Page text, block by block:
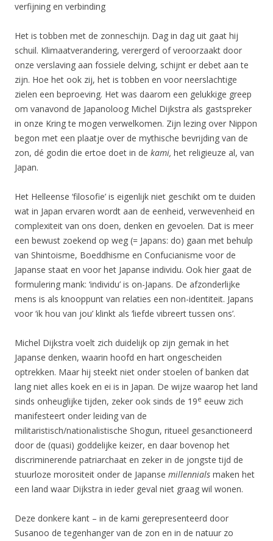
verfijning en verbinding
Het is tobben met de zonneschijn. Dag in dag uit gaat hij
schuil. Klimaatverandering, verergerd of veroorzaakt door
onze verslaving aan fossiele delving, schijnt er debet aan te
zijn. Hoe het ook zij, het is tobben en voor neerslachtige
zielen een beproeving. Het was daarom een gelukkige greep
om vanavond de Japanoloog Michel Dijkstra als gastspreker
in onze Kring te mogen verwelkomen. Zijn lezing over Nippon
begon met een plaatje over de mythische bevrijding van de
zon, dé godin die ertoe doet in de kami, het religieuze al, van
Japan.
Het Helleense ‘filosofie’ is eigenlijk niet geschikt om te duiden
wat in Japan ervaren wordt aan de eenheid, verwevenheid en
complexiteit van ons doen, denken en gevoelen. Dat is meer
een bewust zoekend op weg (= Japans: do) gaan met behulp
van Shintoisme, Boeddhisme en Confucianisme voor de
Japanse staat en voor het Japanse individu. Ook hier gaat de
formulering mank: ‘individu’ is on-Japans. De afzonderlijke
mens is als knooppunt van relaties een non-identiteit. Japans
voor ‘ik hou van jou’ klinkt als ‘liefde vibreert tussen ons’.
Michel Dijkstra voelt zich duidelijk op zijn gemak in het
Japanse denken, waarin hoofd en hart ongescheiden
optrekken. Maar hij steekt niet onder stoelen of banken dat
lang niet alles koek en ei is in Japan. De wijze waarop het land
sinds onheuglijke tijden, zeker ook sinds de 19e eeuw zich
manifesteert onder leiding van de
militaristisch/nationalistische Shogun, ritueel gesanctioneerd
door de (quasi) goddelijke keizer, en daar bovenop het
discriminerende patriarchaat en zeker in de jongste tijd de
stuurloze morositeit onder de Japanse millennials maken het
een land waar Dijkstra in ieder geval niet graag wil wonen.
Deze donkere kant – in de kami gerepresenteerd door
Susanoo de tegenhanger van de zon en in de natuur zo